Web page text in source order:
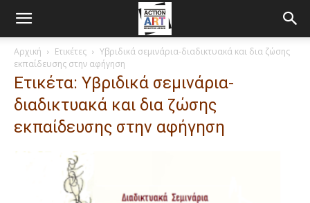
Αρχική Ετικέτες
Υβριδικά σεμινάρια-διαδικτυακά και δια ζώσης
εκπαίδευσης στην αφήγηση
Ετικέτα: Υβριδικά σεμινάρια-
διαδικτυακά και δια ζώσης
εκπαίδευσης στην αφήγηση